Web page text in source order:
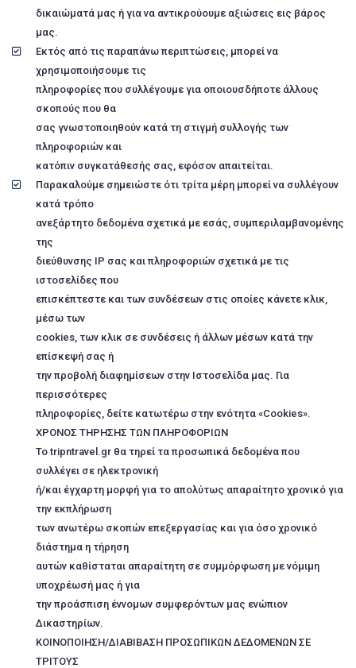
δικαιώματά μας ή για να αντικρούουμε αξιώσεις εις βάρος
μας.
Εκτός από τις παραπάνω περιπτώσεις, μπορεί να
χρησιμοποιήσουμε τις
πληροφορίες που συλλέγουμε για οποιουσδήποτε άλλους
σκοπούς που θα
σας γνωστοποιηθούν κατά τη στιγμή συλλογής των
πληροφοριών και
κατόπιν συγκατάθεσής σας, εφόσον απαιτείται.
Παρακαλούμε σημειώστε ότι τρίτα μέρη μπορεί να συλλέγουν
κατά τρόπο
ανεξάρτητο δεδομένα σχετικά με εσάς, συμπεριλαμβανομένης
της
διεύθυνσης IP σας και πληροφοριών σχετικά με τις
ιστοσελίδες που
επισκέπτεστε και των συνδέσεων στις οποίες κάνετε κλικ,
μέσω των
cookies, των κλικ σε συνδέσεις ή άλλων μέσων κατά την
επίσκεψή σας ή
την προβολή διαφημίσεων στην Ιστοσελίδα μας. Για
περισσότερες
πληροφορίες, δείτε κατωτέρω στην ενότητα «Cookies».
ΧΡΟΝΟΣ ΤΗΡΗΣΗΣ ΤΩΝ ΠΛΗΡΟΦΟΡΙΩΝ
Το tripntravel.gr θα τηρεί τα προσωπικά δεδομένα που
συλλέγει σε ηλεκτρονική
ή/και έγχαρτη μορφή για το απολύτως απαραίτητο χρονικό για
την εκπλήρωση
των ανωτέρω σκοπών επεξεργασίας και για όσο χρονικό
διάστημα η τήρηση
αυτών καθίσταται απαραίτητη σε συμμόρφωση με νόμιμη
υποχρέωσή μας ή για
την προάσπιση έννομων συμφερόντων μας ενώπιον
Δικαστηρίων.
ΚΟΙΝΟΠΟΙΗΣΗ/ΔΙΑΒΙΒΑΣΗ ΠΡΟΣΩΠΙΚΩΝ ΔΕΔΟΜΕΝΩΝ ΣΕ
ΤΡΙΤΟΥΣ